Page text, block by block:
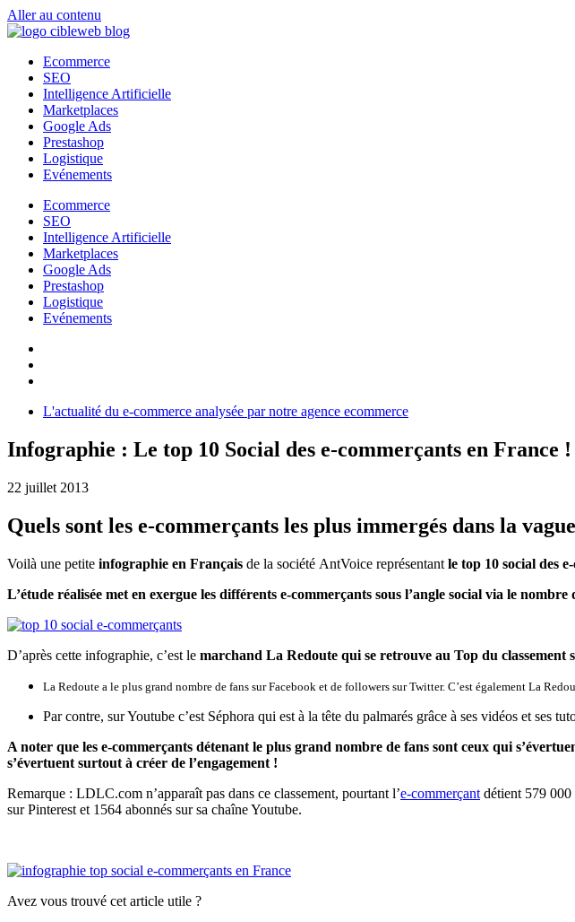
Aller au contenu
Ecommerce
SEO
Intelligence Artificielle
Marketplaces
Google Ads
Prestashop
Logistique
Evénements
Ecommerce
SEO
Intelligence Artificielle
Marketplaces
Google Ads
Prestashop
Logistique
Evénements
L'actualité du e-commerce analysée par notre agence ecommerce
Infographie : Le top 10 Social des e-commerçants en France !
22 juillet 2013
Quels sont les e-commerçants les plus immergés dans la
Voilà une petite infographie en Français de la société AntVoice représentant le top 10 social des
L’étude réalisée met en exergue les différents e-commerçants sous l’angle social via le nombre
D’après cette infographie, c’est le marchand La Redoute qui se retrouve au Top du classement
La Redoute a le plus grand nombre de fans sur Facebook et de followers sur Twitter. C’est également La
Par contre, sur Youtube c’est Séphora qui est à la tête du palmarés grâce à ses vidéos et ses
A noter que les e-commerçants détenant le plus grand nombre de fans sont ceux qui
s’évertuent surtout à créer de l’engagement !
Remarque : LDLC.com n’apparaît pas dans ce classement, pourtant l’e-commerçant détient 579
sur Pinterest et 1564 abonnés sur sa chaîne Youtube.
Avez vous trouvé cet article utile ?